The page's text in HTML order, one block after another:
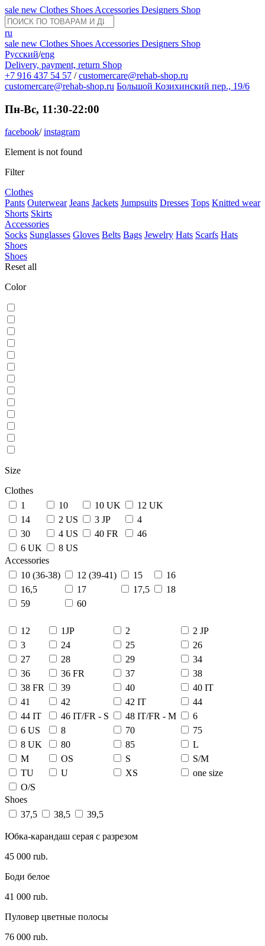
sale new Clothes Shoes Accessories Designers Shop
ru
sale new Clothes Shoes Accessories Designers Shop
Русский/eng
Delivery, payment, return Shop
+7 916 437 54 57 / customercare@rehab-shop.ru
customercare@rehab-shop.ru Большой Козихинский пер., 19/6
Пн-Вс, 11:30-22:00
facebook/instagram
Element is not found
Filter
Clothes
Pants Outerwear Jeans Jackets Jumpsuits Dresses Tops Knitted wear
Shorts Skirts
Accessories
Socks Sunglasses Gloves Belts Bags Jewelry Hats Scarfs Hats
Shoes
Shoes
Reset all
Color
Size
Clothes
1
10 10 UK
12 UK
14
2 US 3 JP
4
30
4 US 40 FR
46
6 UK
8 US
Accessories
10 (36-38)
12 (39-41) 15
16
16,5
17 17,5
18
59
60
12 1JP 2
2 JP
3
24 25
26
27
28 29
34
36
36 FR 37
38
38 FR
39 40
40 IT
41
42 42 IT
44
44 IT
46 IT/FR - S 48 IT/FR - M
6
6 US
8 70
75
8 UK
80 85
L
M
OS S
S/M
TU
U XS
one size
О/S
Shoes
37,5
38,5 39,5
Юбка-карандаш серая с разрезом
45 000 rub.
Боди белое
41 000 rub.
Пуловер цветные полосы
76 000 rub.